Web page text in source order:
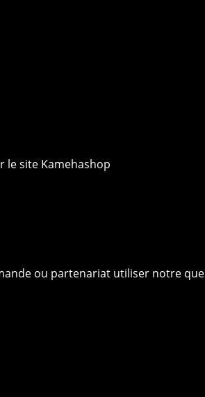
le site Kamehashop
ou partenariat utiliser notre